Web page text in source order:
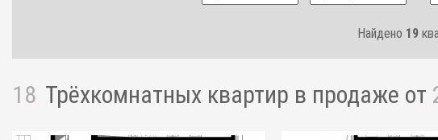
Найдено 19
18 Трёхкомнатных квартир в продаже от